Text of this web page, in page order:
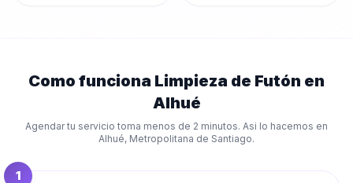
Como funciona Limpieza de Futón en
Alhué
Agendar tu servicio toma menos de 2 minutos. Asi lo hacemos en
Alhué, Metropolitana de Santiago.
1